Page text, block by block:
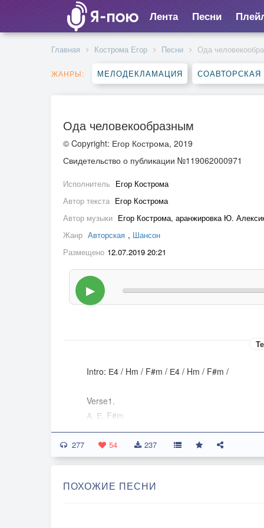
Лента Песни
Главная Кострома Егор Песни Ода
ЖАНРЫ: МЕЛОДЕКЛАМАЦИЯ СОАВТОРСКАЯ
Ода человекообразным
© Copyright: Егор Кострома, 2019
Свидетельство о публикации №119062000971
Исполнитель Егор Кострома
Автор текста Егор Кострома
Автор музыки Егор Кострома, аранжировка Ю.
Жанр Авторская , Шансон
Размещено 12.07.2019 20:21
▶
Intro: Е4 / Hm / F#m / Е4 / Hm / F#m /
Verse1.
А. Е. F#m
Да здравствуют сплетники! Пусть не
D. E. F#m
Больную фантазию люди ж не зря
Мы были б тенями в углах черно-белого мира,
277 54 237
ПОХОЖИЕ ПЕСНИ